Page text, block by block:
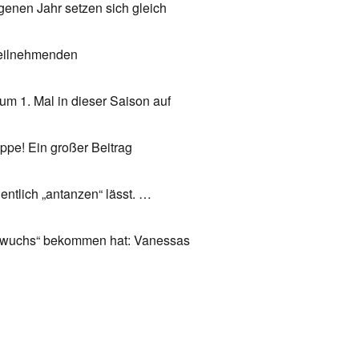
Jahr setzen sich gleich
1. Mal in dieser Saison auf
Ein großer Beitrag
„antanzen“ lässt. …
bekommen hat: Vanessas